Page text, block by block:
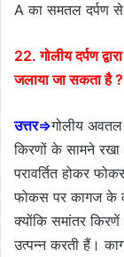
A का समतल दर्पण
22. गोलीय दर्पण
जलाया जा सकता है ?
उत्तर⇒गोलीय
किरणों के सामने
परावर्तित होकर
फोकस पर कागज के
क्योंकि समांतर
उत्पन्न करती हैं।